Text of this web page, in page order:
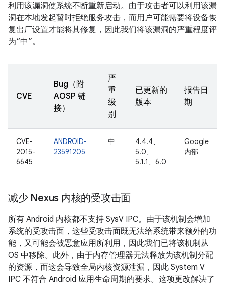
利用该漏洞使系统不断重新启动。由于攻击者可以利用该漏
洞在本地发起暂时拒绝服务攻击，而用户可能需要将设备恢
复出厂设置才能将其修复，因此我们将该漏洞的严重程度评
为“中”。
CVE
Bug（附
AOSP 链
接）
严
重
级
别
已更新的
版本
报告日
期
CVE-
2015-
6645
ANDROID-
23591205
中
4.4.4、
5.0、
5.1.1、6.0
Google
内部
减少 Nexus 内核的受攻击面
所有 Android 内核都不支持 SysV IPC。由于该机制会增加
系统的受攻击面，这些受攻击面既无法给系统带来额外的功
能，又可能会被恶意应用所利用，因此我们已将该机制从
OS 中移除。此外，由于内存管理器无法释放为该机制分配
的资源，而这会导致全局内核资源泄漏，因此 System V
IPC 不符合 Android 应用生命周期的要求。这项更改解决了